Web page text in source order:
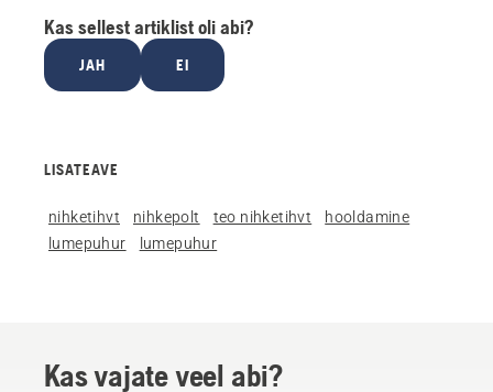
Kas sellest artiklist oli abi?
JAH EI
LISATEAVE
nihketihvt nihkepolt teo nihketihvt
hooldamine
lumepuhur
lumepuhur
Kas vajate veel abi?